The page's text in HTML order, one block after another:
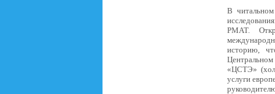
В
РМАТ.
историю,
«ЦСТЭ»
услуги